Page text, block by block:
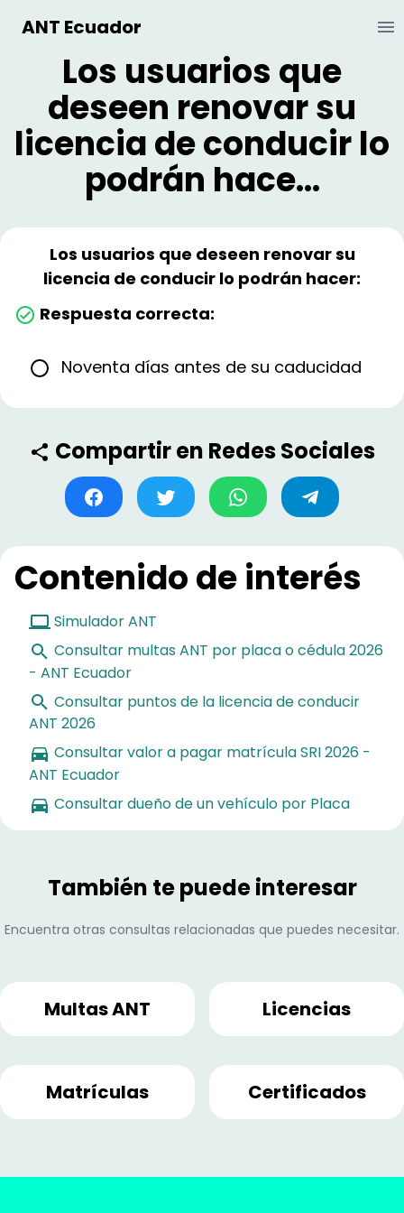
ANT Ecuador
Los usuarios que
deseen renovar su
licencia de conducir lo
podrán hace...
Los usuarios que deseen renovar su
licencia de conducir lo podrán hacer:
Respuesta correcta:
Noventa días antes de su caducidad
Compartir en Redes Sociales
Contenido de interés
Simulador ANT
Consultar multas ANT por placa o cédula 2026
- ANT Ecuador
Consultar puntos de la licencia de conducir
ANT 2026
Consultar valor a pagar matrícula SRI 2026 -
ANT Ecuador
Consultar dueño de un vehículo por Placa
También te puede interesar
Encuentra otras consultas relacionadas que puedes necesitar.
Multas ANT Licencias
Matrículas Certificados